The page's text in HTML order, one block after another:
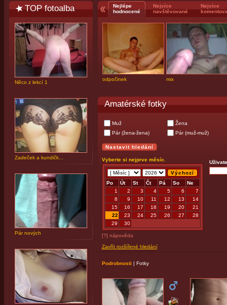
TOP fotoalba
Něco z lekcí 1
Zadeček a kundičk...
Pár nových
Nejlépe
hodnocené
Nejvíce
navštěvované
Nejvíce
odpočinek mix
Amatérské fotky
Muž
Žena
Pár (žena-žena)
Pár (muž-muž)
Vyberte si nejprve měsíc.
Po Út St Čt Pá So
Ne
1
2 3 4 5 6
7
8
9 10 11 12 13
14
15
16 17 18 19 20
21
22
23 24 25 26 27
28
29
30
[?] nápověda
Zavřít rozšířené hledání
Podrobnosti | Fotky